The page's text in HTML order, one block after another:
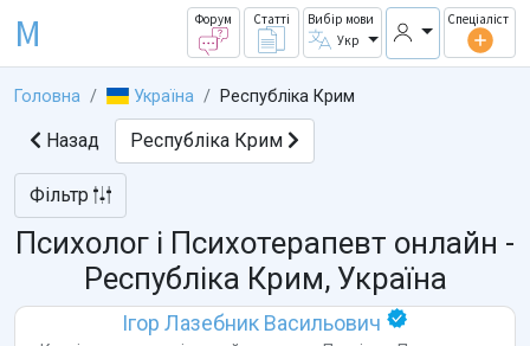
M Форум Статті
Вибір мови
Укр
Спеціаліст
Головна Україна Республіка Крим
Назад Республіка Крим
Фільтр
Психолог і Психотерапевт онлайн -
Республіка Крим, Україна
Ігор Лазебник Васильович